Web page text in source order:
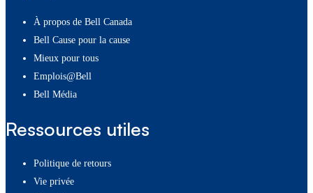
À propos de Bell Canada
Bell Cause pour la cause
Mieux pour tous
Emplois@Bell
Bell Média
Ressources utiles
Politique de retours
Vie privée